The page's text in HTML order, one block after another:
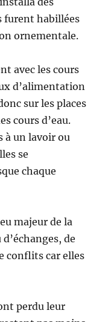
furent habillées
ornementale.
avec les cours
d’alimentation
sur les places
cours d’eau.
à un lavoir ou
se
chaque
majeur de la
de
conflits car elles
perdu leur